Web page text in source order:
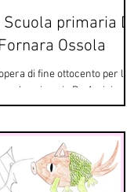
primaria De
Ossola
di fine ottocento per la
primaria De Amicis, Ic
Novara. Gli studenti di...